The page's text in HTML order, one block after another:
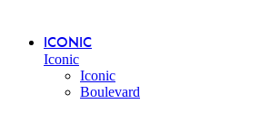
ICONIC
Iconic
Iconic
Boulevard